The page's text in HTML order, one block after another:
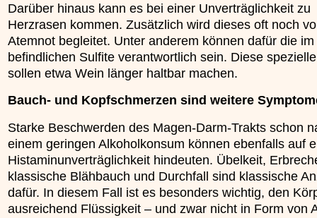
Darüber hinaus kann es bei einer Unverträglichkeit zu
Herzrasen kommen. Zusätzlich wird dieses oft noch
Atemnot begleitet. Unter anderem können dafür die im
befindlichen Sulfite verantwortlich sein. Diese
sollen etwa Wein länger haltbar machen.
Bauch- und Kopfschmerzen sind weitere
Starke Beschwerden des Magen-Darm-Trakts schon
einem geringen Alkoholkonsum können ebenfalls auf
Histaminunverträglichkeit hindeuten. Übelkeit,
klassische Blähbauch und Durchfall sind klassische
dafür. In diesem Fall ist es besonders wichtig, den
ausreichend Flüssigkeit – und zwar nicht in Form von